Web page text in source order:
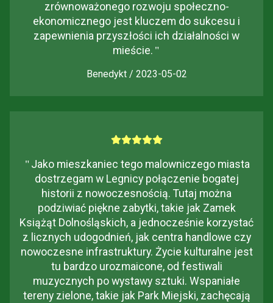
zrównoważonego rozwoju społeczno-
ekonomicznego jest kluczem do sukcesu i
zapewnienia przyszłości ich działalności w
mieście. "
Benedykt / 2023-05-02
" Jako mieszkaniec tego malowniczego miasta
dostrzegam w Legnicy połączenie bogatej
historii z nowoczesnością. Tutaj można
podziwiać piękne zabytki, takie jak Zamek
Książąt Dolnośląskich, a jednocześnie korzystać
z licznych udogodnień, jak centra handlowe czy
nowoczesne infrastruktury. Życie kulturalne jest
tu bardzo urozmaicone, od festiwali
muzycznych po wystawy sztuki. Wspaniałe
tereny zielone, takie jak Park Miejski, zachęcają